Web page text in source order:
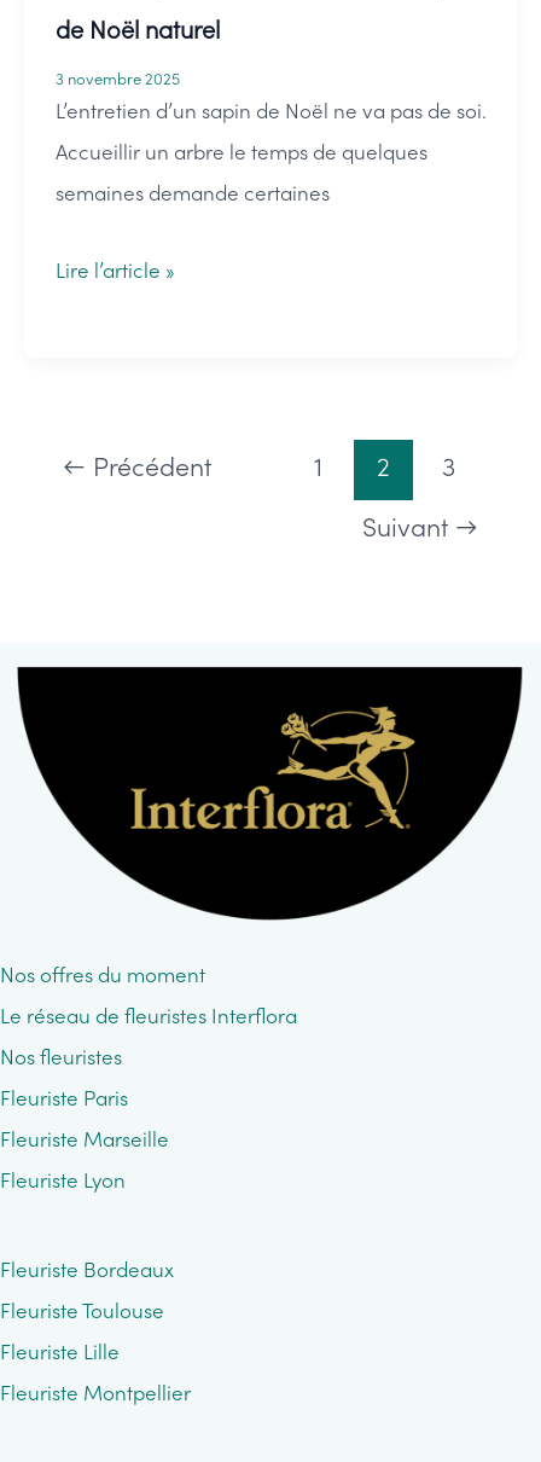
de Noël naturel
3 novembre 2025
L’entretien d’un sapin de Noël ne va pas de soi.
Accueillir un arbre le temps de quelques
semaines demande certaines
Entretenir,
sapin
Lire l’article »
← Précédent 1 2
3
Suivant →
Nos offres du moment
Le réseau de fleuristes Interflora
Nos fleuristes
Fleuriste Paris
Fleuriste Marseille
Fleuriste Lyon
Fleuriste Bordeaux
Fleuriste Toulouse
Fleuriste Lille
Fleuriste Montpellier